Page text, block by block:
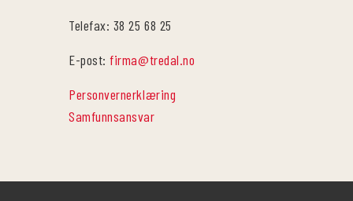
Telefax: 38 25 68 25
E-post:firma@tredal.no
Personvernerklæring
Samfunnsansvar